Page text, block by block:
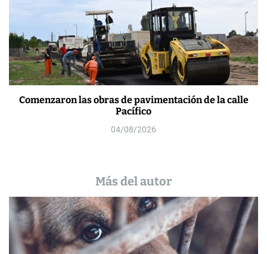
Comenzaron las obras de pavimentación de la calle
Pacífico
04/08/2026
Más del autor